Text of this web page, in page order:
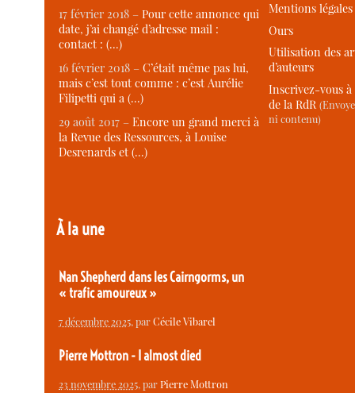
17 février 2018 –Pour cette annonce qui
date, j’ai changé d’adresse mail :
contact : (…)
16 février 2018 –C’était même pas lui,
mais c’est tout comme : c’est Aurélie
Filipetti qui a (…)
29 août 2017 –Encore un grand merci à
la Revue des Ressources, à Louise
Desrenards et (…)
À la une
Nan Shepherd dans les Cairngorms, un
« trafic amoureux »
7 décembre 2025, parCécile Vibarel
Pierre Mottron - I almost died
23 novembre 2025, parPierre Mottron
Mentions légales
Ours
Utilisation des
d’auteurs
Inscrivez-vous
de la RdR
ni contenu)